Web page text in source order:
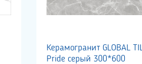
Керамогранит GLOBAL
Pride серый 300*600